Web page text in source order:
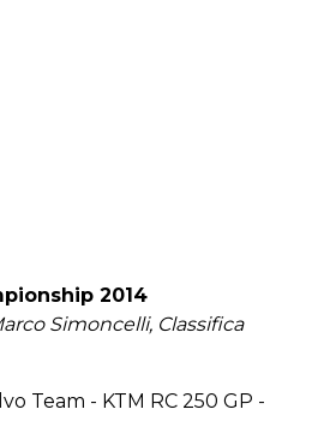
2014
Simoncelli, Classifica
Team - KTM RC 250 GP -